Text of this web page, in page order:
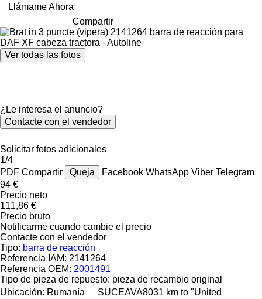
Llámame Ahora
Compartir
Ver todas las fotos
¿Le interesa el anuncio?
Contacte con el vendedor
Solicitar fotos adicionales
1/4
PDF Compartir Queja Facebook WhatsApp Viber Telegram
94 €
Precio neto
111,86 €
Precio bruto
Notificarme cuando cambie el precio
Contacte con el vendedor
Tipo: barra de reacción
Referencia IAM: 2141264
Referencia OEM: 2001491
Tipo de pieza de repuesto: pieza de recambio original
Ubicación: Rumanía SUCEAVA8031 km to "United